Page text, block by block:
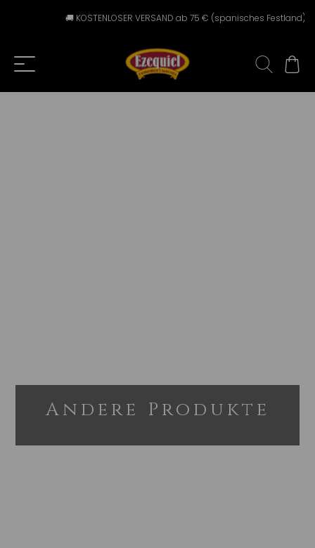
🚚 KOSTENLOSER VERSAND ab 75 € (spanisches Festland)
Andere Produkte